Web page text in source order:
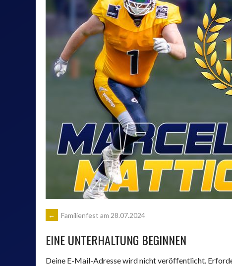
ARTIKEL-
NAVIGATION
← Familienfest am 28.07.2024
EINE UNTERHALTUNG BEGINNEN
Deine E-Mail-Adresse wird nicht veröffentlicht.
DOWNTOWN PARDISE
OST™
PVS JENA